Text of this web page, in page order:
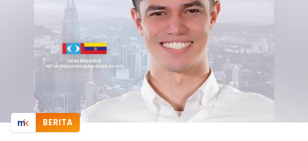
BERITA